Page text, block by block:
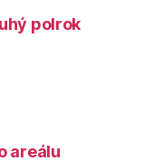
polrok
areálu